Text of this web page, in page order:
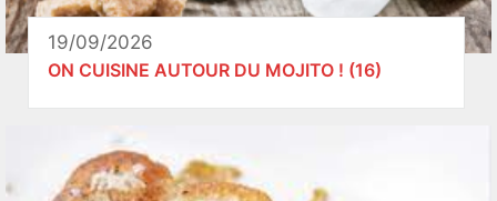
19/09/2026
ON CUISINE AUTOUR DU MOJITO ! (16)